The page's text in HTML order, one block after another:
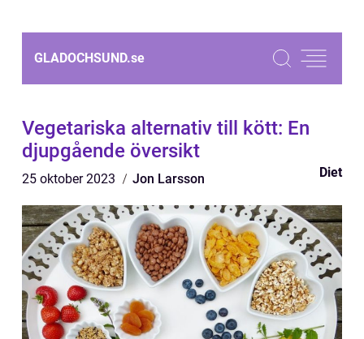
GLADOCHSUND.se
Vegetariska alternativ till kött: En
djupgående översikt
25 oktober 2023 Jon Larsson Diet